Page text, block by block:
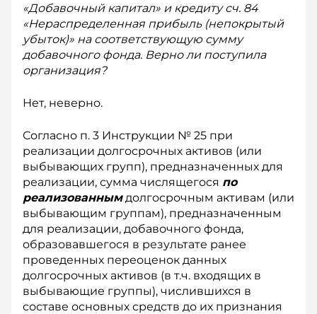
«Добавочный капитал» и кредиту сч. 84
«Нераспределенная прибыль (непокрытый
убыток)» на соответствующую сумму
добавочного фонда. Верно ли поступила
организация?
Нет, неверно.
Согласно п. 3 Инструкции № 25 при
реализации долгосрочных активов (или
выбывающих групп), предназначенных для
реализации, сумма числящегося по
реализованнымдолгосрочным активам (или
выбывающим группам), предназначенным
для реализации, добавочного фонда,
образовавшегося в результате ранее
проведенных переоценок данных
долгосрочных активов (в т.ч. входящих в
выбывающие группы), числившихся в
составе основных средств до их признания